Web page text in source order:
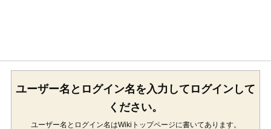
ユーザー名とログイン名を入力してログインして
ください。
ユーザー名とログイン名はWikiトップページに書いてあります。